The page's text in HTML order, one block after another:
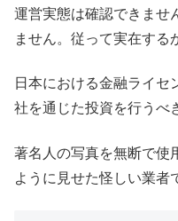
運営実態は確認できませ
ません。従って実在する
日本における金融ライセ
社を通じた投資を行うべ
著名人の写真を無断で使
ように見せた怪しい業者